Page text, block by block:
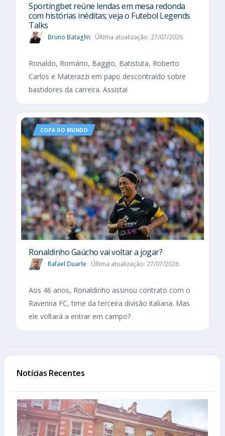
Sportingbet reúne lendas em mesa redonda
com histórias inéditas; veja o Futebol Legends
Talks
Bruno Bataglin Última atualização: 27/07/2026
Ronaldo, Romário, Baggio, Batistuta, Roberto
Carlos e Materazzi em papo descontraído sobre
bastidores da carreira. Assista!
COPA DO MUNDO
Ronaldinho Gaúcho vai voltar a jogar?
Rafael Duarte Última atualização: 27/07/2026
Aos 46 anos, Ronaldinho assinou contrato com o
Ravenna FC, time da terceira divisão italiana. Mas
ele voltará a entrar em campo?
Notícias Recentes